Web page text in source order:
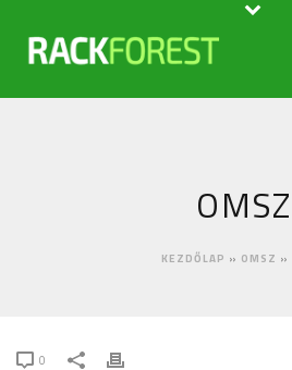
OMSZ
KEZDŐLAP » OMSZ »
0